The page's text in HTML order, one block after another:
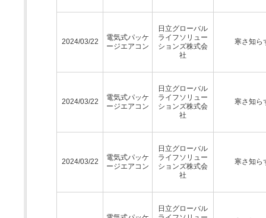
2024/03/22
電気式パッケ
ージエアコン
日立グローバル
ライフソリュー
ションズ株式会
社
寒さ知ら
2024/03/22
電気式パッケ
ージエアコン
日立グローバル
ライフソリュー
ションズ株式会
社
寒さ知ら
2024/03/22
電気式パッケ
ージエアコン
日立グローバル
ライフソリュー
ションズ株式会
社
寒さ知ら
日立グローバル